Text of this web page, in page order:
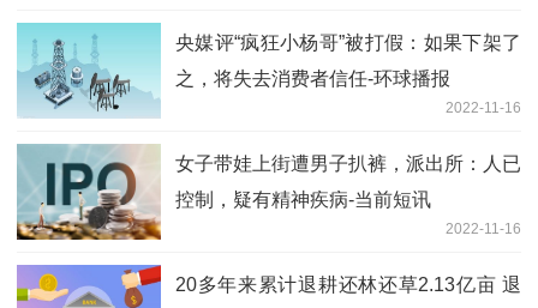
央媒评“疯狂小杨哥”被打假：如果下架了
之，将失去消费者信任-环球播报
2022-11-16
女子带娃上街遭男子扒裤，派出所：人已
控制，疑有精神疾病-当前短讯
2022-11-16
20多年来累计退耕还林还草2.13亿亩 退